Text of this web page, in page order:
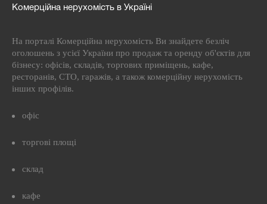
Комерційна нерухомість в Україні
На порталі Комерційна нерухомість Ви знайдете безліч
оголошень з усієї України про продаж та оренду об'єктів для
бізнесу: офісів, складів, торгових приміщень, кафе,
ресторанів, СТО, гаражів, а також комерційну нерухомість
інших профілів.
офіс
торгові площі
склад
кафе